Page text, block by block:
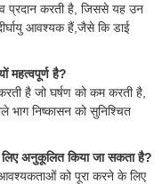
प्रदान करती है, जिससे यह उन
आवश्यक हैं,जैसे कि डाई
महत्वपूर्ण है?
है जो घर्षण को कम करती है,
भाग निष्कासन को सुनिश्चित
लिए अनुकूलित किया जा सकता है?
आवश्यकताओं को पूरा करने के लिए